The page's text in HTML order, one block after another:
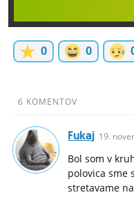
0 0
6 KOMENTOV
Fukaj 19.
Bol som v
polovica sme
stretavame